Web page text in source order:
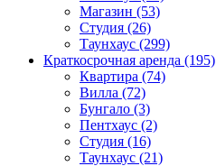
Магазин (53)
Студия (26)
Таунхаус (299)
Краткосрочная аренда (195)
Квартира (74)
Вилла (72)
Бунгало (3)
Пентхаус (2)
Студия (16)
Таунхаус (21)